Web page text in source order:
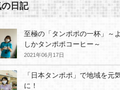
の日記
至極の「タンポポの一杯」～よ
しかタンポポコーヒー～
2021年06月17日
「日本タンポポ」で地域を元
に！